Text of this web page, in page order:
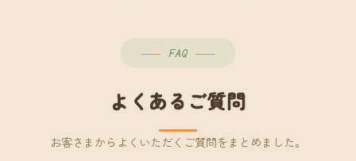
FAQ
よくあるご質問
お客さまからよくいただくご質問をまとめました。